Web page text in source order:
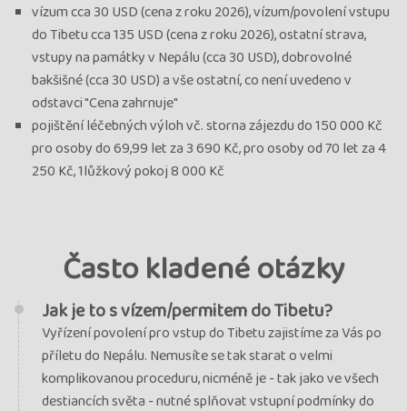
vízum cca 30 USD (cena z roku 2026), vízum/povolení vstupu
do Tibetu cca 135 USD (cena z roku 2026), ostatní strava,
vstupy na památky v Nepálu (cca 30 USD), dobrovolné
bakšišné (cca 30 USD) a vše ostatní, co není uvedeno v
odstavci "Cena zahrnuje"
pojištění léčebných výloh vč. storna zájezdu do 150 000 Kč
pro osoby do 69,99 let za 3 690 Kč, pro osoby od 70 let za 4
250 Kč, 1lůžkový pokoj 8 000 Kč
Často kladené otázky
Jak je to s vízem/permitem do Tibetu?
Vyřízení povolení pro vstup do Tibetu zajistíme za Vás po
příletu do Nepálu. Nemusíte se tak starat o velmi
komplikovanou proceduru, nicméně je - tak jako ve všech
destiancích světa - nutné splňovat vstupní podmínky do